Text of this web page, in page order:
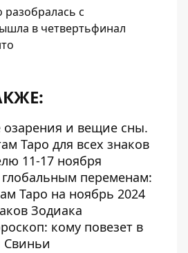
разобралась с
в четвертьфинал
и вещие сны.
Таро для всех знаков
11-17 ноября
глобальным переменам:
Таро на ноябрь 2024
Зодиака
кому повезет в
Свиньи